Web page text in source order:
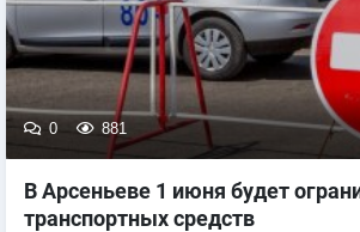
0 881
В Арсеньеве 1 июня будет
транспортных средств